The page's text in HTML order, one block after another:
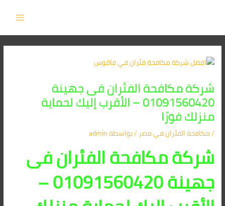
شركة مكافحة الفئران فى جهينة
01091560420 – الأقرب إليك لحماية
منزلك فورًا
/مكافحة الفئران​ في مصر/ بواسطةadmin
شركة مكافحة الفئران فى
جهينة 01091560420 –